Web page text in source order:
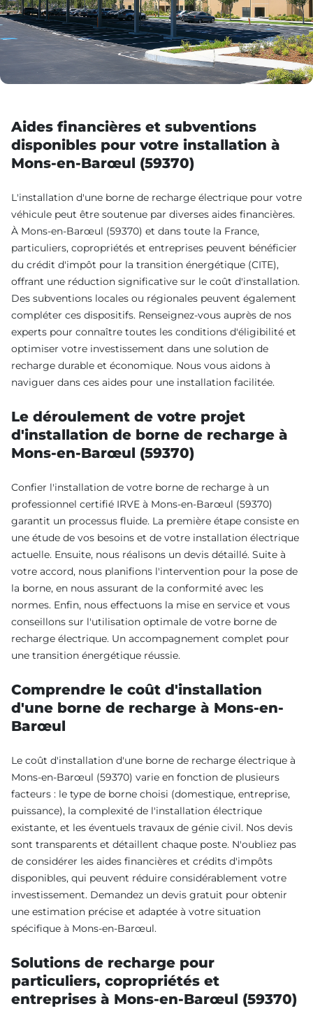
Aides financières et subventions
disponibles pour votre installation à
Mons-en-Barœul (59370)
L'installation d'une borne de recharge électrique pour votre
véhicule peut être soutenue par diverses aides financières.
À Mons-en-Barœul (59370) et dans toute la France,
particuliers, copropriétés et entreprises peuvent bénéficier
du crédit d'impôt pour la transition énergétique (CITE),
offrant une réduction significative sur le coût d'installation.
Des subventions locales ou régionales peuvent également
compléter ces dispositifs. Renseignez-vous auprès de nos
experts pour connaître toutes les conditions d'éligibilité et
optimiser votre investissement dans une solution de
recharge durable et économique. Nous vous aidons à
naviguer dans ces aides pour une installation facilitée.
Le déroulement de votre projet
d'installation de borne de recharge à
Mons-en-Barœul (59370)
Confier l'installation de votre borne de recharge à un
professionnel certifié IRVE à Mons-en-Barœul (59370)
garantit un processus fluide. La première étape consiste en
une étude de vos besoins et de votre installation électrique
actuelle. Ensuite, nous réalisons un devis détaillé. Suite à
votre accord, nous planifions l'intervention pour la pose de
la borne, en nous assurant de la conformité avec les
normes. Enfin, nous effectuons la mise en service et vous
conseillons sur l'utilisation optimale de votre borne de
recharge électrique. Un accompagnement complet pour
une transition énergétique réussie.
Comprendre le coût d'installation
d'une borne de recharge à Mons-en-
Barœul
Le coût d'installation d'une borne de recharge électrique à
Mons-en-Barœul (59370) varie en fonction de plusieurs
facteurs : le type de borne choisi (domestique, entreprise,
puissance), la complexité de l'installation électrique
existante, et les éventuels travaux de génie civil. Nos devis
sont transparents et détaillent chaque poste. N'oubliez pas
de considérer les aides financières et crédits d'impôts
disponibles, qui peuvent réduire considérablement votre
investissement. Demandez un devis gratuit pour obtenir
une estimation précise et adaptée à votre situation
spécifique à Mons-en-Barœul.
Solutions de recharge pour
particuliers, copropriétés et
entreprises à Mons-en-Barœul (59370)